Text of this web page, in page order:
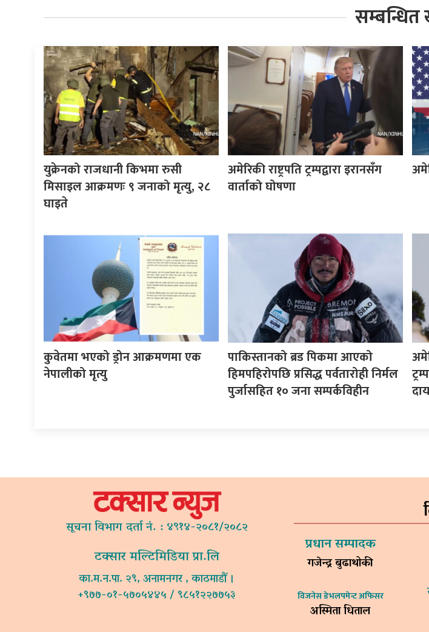
युक्रेनको राजधानी किभमा रुसी
मिसाइल आक्रमणः ९ जनाको मृत्यु, २८
घाइते
अमेरिकी राष्ट्रपति ट्रम्पद्वारा इरानसँग
वार्ताको घोषणा
कुवेतमा भएको ड्रोन आक्रमणमा एक
नेपालीको मृत्यु
पाकिस्तानको ब्रड पिकमा आएको
हिमपहिरोपछि प्रसिद्ध पर्वतारोही निर्मल
पुर्जासहित १० जना सम्पर्कविहीन
सूचना विभाग दर्ता नं. : ४९१४-२०८१/२०८२
टक्सार मल्टिमिडिया प्रा.लि
का.म.न.पा. २९, अनामनगर , काठमाडौं ।
+९७७-०१-५७०५४४५ / ९८५१२२७७५३
प्रधान सम्पादक
गजेन्द्र बुढाथोकी
विजनेस डेभलपमेन्ट अफिसर
अस्मिता धिताल